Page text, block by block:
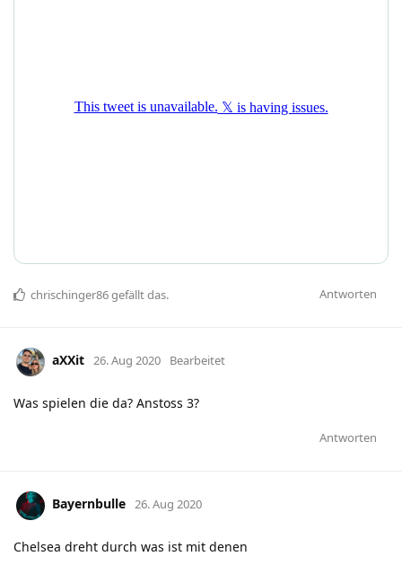
Antworten
chrischinger86gefällt das.
aXXit 26. Aug 2020 Bearbeitet
Was spielen die da? Anstoss 3?
Antworten
Bayernbulle 26. Aug 2020
Chelsea dreht durch was ist mit denen